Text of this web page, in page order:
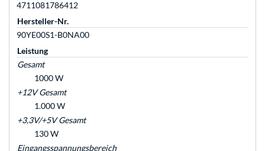
4711081786412
Hersteller-Nr.
90YE00S1-B0NA00
Leistung
Gesamt
1000 W
+12V Gesamt
1.000 W
+3,3V/+5V Gesamt
130 W
Eingangsspannungsbereich